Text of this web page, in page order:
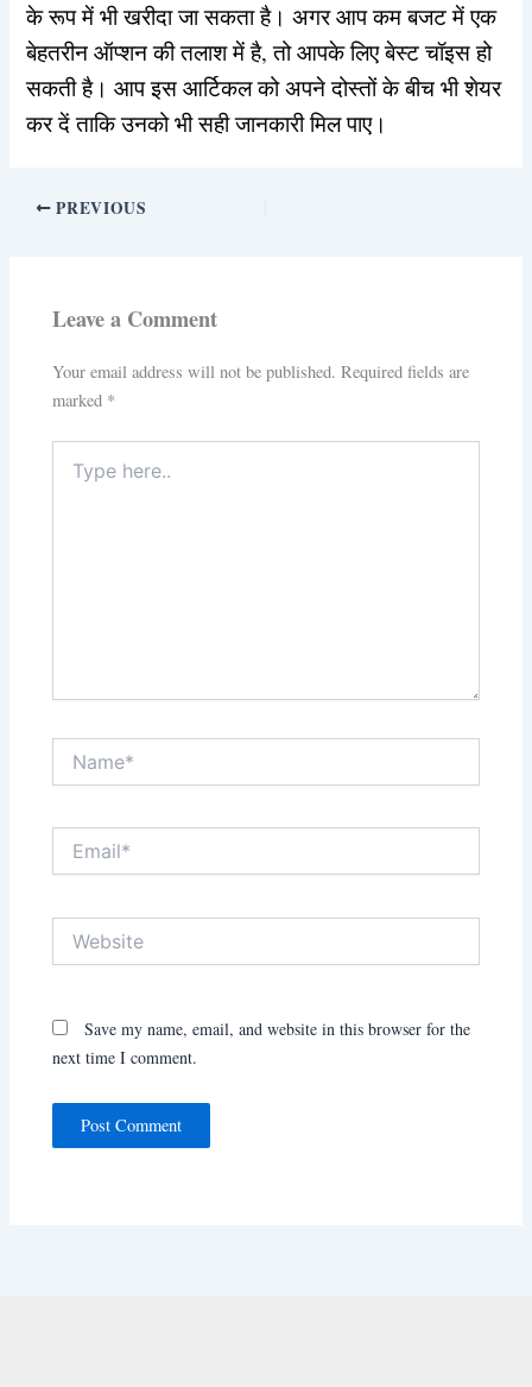
के रूप में भी खरीदा जा सकता है। अगर आप कम बजट में एक
बेहतरीन ऑप्शन की तलाश में है, तो आपके लिए बेस्ट चॉइस हो
सकती है। आप इस आर्टिकल को अपने दोस्तों के बीच भी शेयर
कर दें ताकि उनको भी सही जानकारी मिल पाए।
PREVIOUS
Leave a Comment
Your email address will not be published. Required fields are
marked *
here..
Save my name, email, and website in this browser for the
next time I comment.